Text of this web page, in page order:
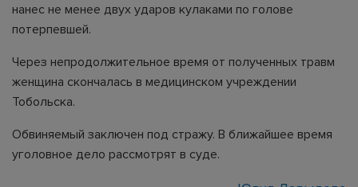
нанес не менее двух ударов кулаками по голове
потерпевшей.
Через непродолжительное время от полученных травм
женщина скончалась в медицинском учреждении
Тобольска.
Обвиняемый заключен под стражу. В ближайшее время
уголовное дело рассмотрят в суде.